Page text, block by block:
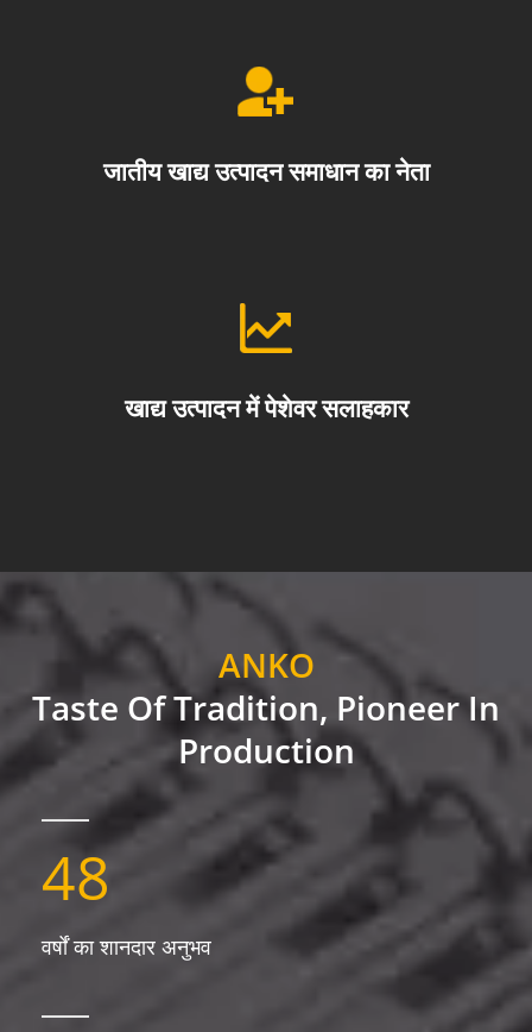
जातीय खाद्य उत्पादन समाधान का नेता
खाद्य उत्पादन में पेशेवर सलाहकार
ANKO
Taste Of Tradition, Pioneer In
Production
48
वर्षों का शानदार अनुभव